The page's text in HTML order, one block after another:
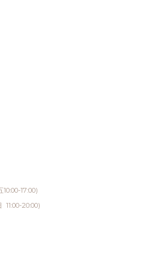
17:00)
11:00-20:00)